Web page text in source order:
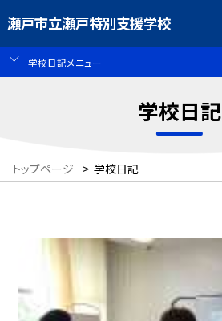
瀬戸市立瀬戸特別支援学校
学校日記メニュー
学校日記
トップページ > 学校日記